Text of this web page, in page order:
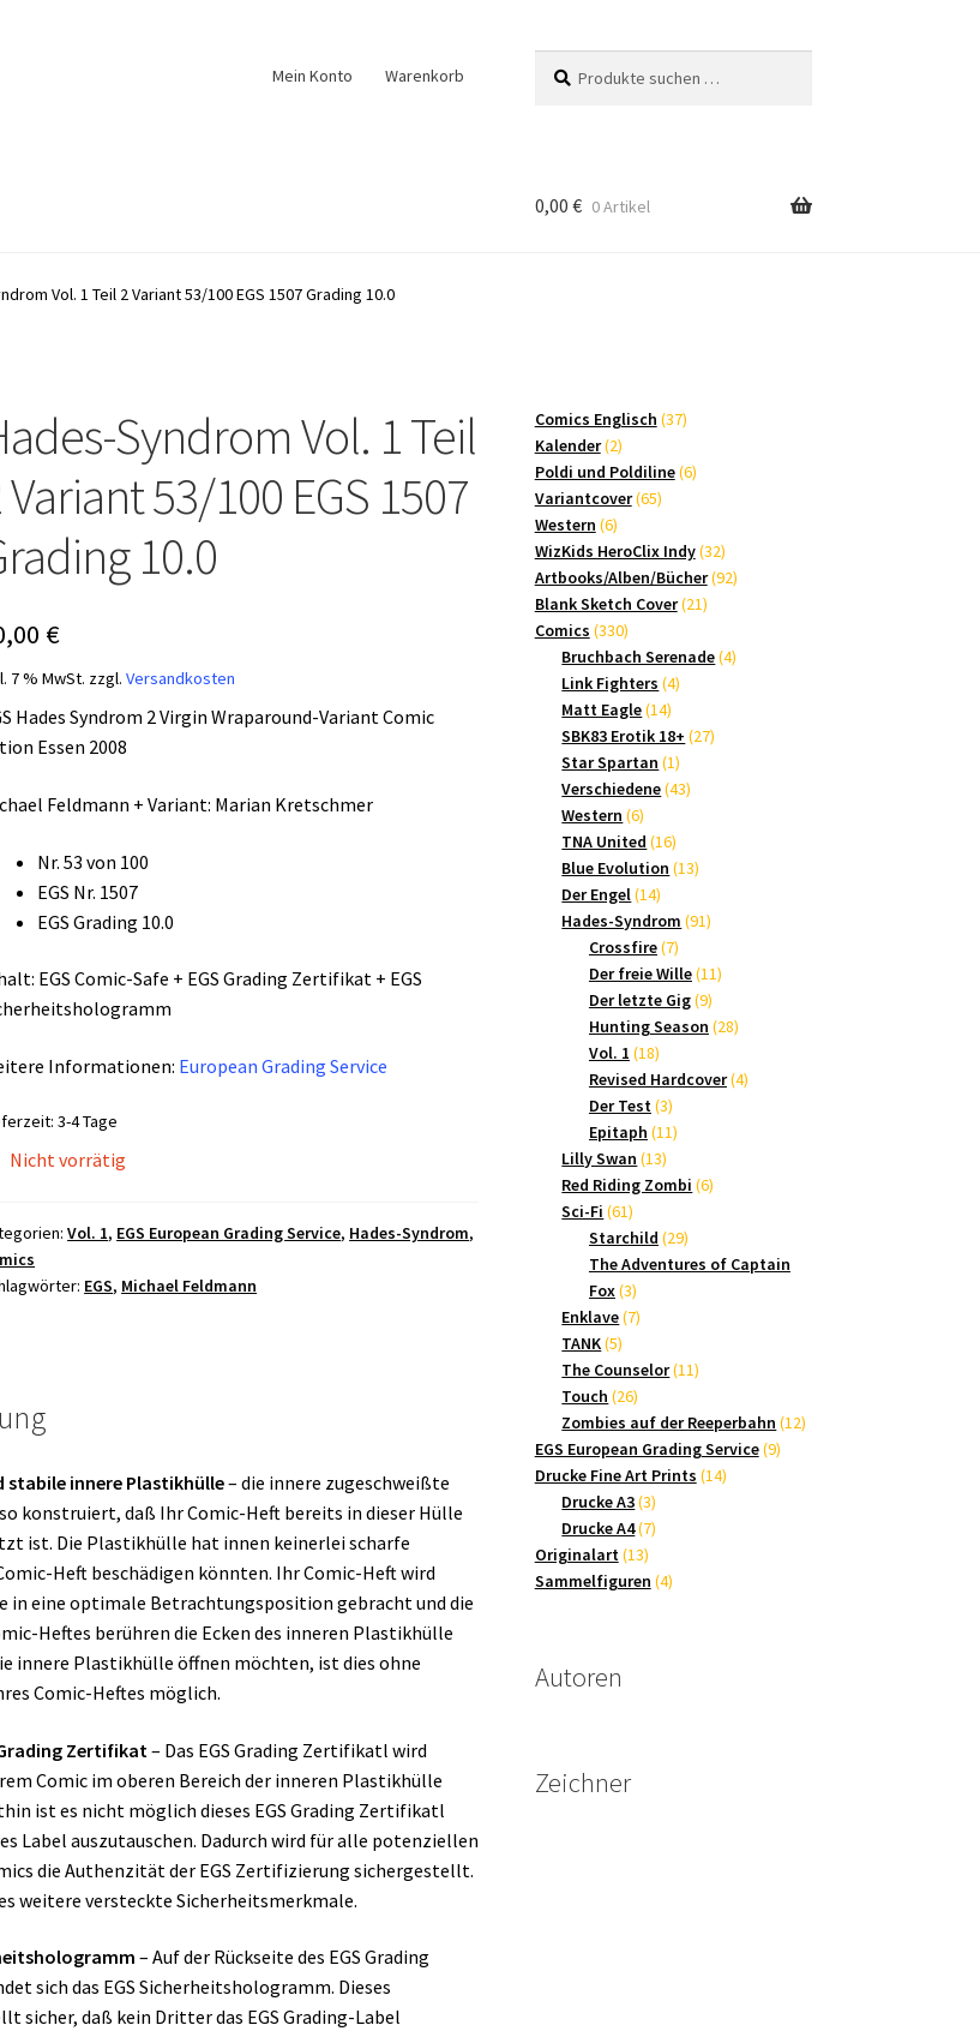
Mein Konto Warenkorb
nach:
0,00 € 0 Artikel
Vol. 1 Teil 2 Variant 53/100 EGS 1507 Grading 10.0
Syndrom Vol. 1 Teil
Variant 53/100 EGS 1507
10.0
€
7 % MwSt. zzgl.Versandkosten
Hades Syndrom 2 Virgin Wraparound-Variant Comic
Essen 2008
Feldmann + Variant: Marian Kretschmer
Nr. 53 von 100
EGS Nr. 1507
EGS Grading 10.0
EGS Comic-Safe + EGS Grading Zertifikat + EGS
Informationen: European Grading Service
3-4 Tage
Nicht vorrätig
Vol. 1, EGS European Grading Service, Hades-Syndrom,
EGS, Michael Feldmann
stabile innere Plastikhülle– die innere zugeschweißte
konstruiert, daß Ihr Comic-Heft bereits in dieser Hülle
ist. Die Plastikhülle hat innen keinerlei scharfe
Heft beschädigen könnten. Ihr Comic-Heft wird
in eine optimale Betrachtungsposition gebracht und die
Heftes berühren die Ecken des inneren Plastikhülle
innere Plastikhülle öffnen möchten, ist dies ohne
Comic-Heftes möglich.
Zertifikat – Das EGS Grading Zertifikatl wird
Comic im oberen Bereich der inneren Plastikhülle
ist es nicht möglich dieses EGS Grading Zertifikatl
Label auszutauschen. Dadurch wird für alle potenziellen
die Authenzität der EGS Zertifizierung sichergestellt.
weitere versteckte Sicherheitsmerkmale.
– Auf der Rückseite des EGS Grading
sich das EGS Sicherheitshologramm. Dieses
sicher, daß kein Dritter das EGS Grading-Label
Comics Englisch 3737
Kalender 22
Produkte
Poldi und Poldiline 66
Variantcover 6565
Western 66
Produkte
WizKids HeroClix Indy 3232
Produkte
Artbooks/Alben/Bücher 9292
Blank Sketch Cover 2121
Comics 330330
Produkte
Bruchbach Serenade 44
Link Fighters 44
Matt Eagle 1414
Produkte
SBK83 Erotik 18+ 2727
Star Spartan 11
Produkt
Verschiedene 4343
Western 66
Produkte
TNA United 1616
Produkte
Blue Evolution 1313
Der Engel 1414
Produkte
Hades-Syndrom 9191
Crossfire 77
Produkte
Der freie Wille 1111
Der letzte Gig 99
Produkte
Hunting Season 2828
Vol. 1 1818
Produkte
Revised Hardcover 44
Der Test 33
Produkte
Epitaph 1111
Lilly Swan 1313
Produkte
Red Riding Zombi 66
Sci-Fi 6161
Produkte
Starchild 2929
Produkte
The Adventures of Captain
Fox 33
Produkte
Enklave 77
TANK 55
Produkte
The Counselor 1111
Touch 2626
Produkte
Zombies auf der Reeperbahn 1212
EGS European Grading Service 99
Drucke Fine Art Prints 1414
Drucke A3 33
Produkte
Drucke A4 77
Originalart 1313
Produkte
Sammelfiguren 44
Autoren
Zeichner